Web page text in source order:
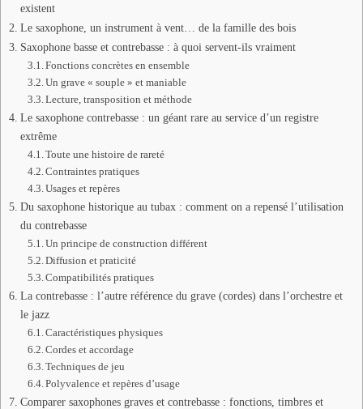
existent
Le saxophone, un instrument à vent… de la famille des bois
Saxophone basse et contrebasse : à quoi servent-ils vraiment
Fonctions concrètes en ensemble
Un grave « souple » et maniable
Lecture, transposition et méthode
Le saxophone contrebasse : un géant rare au service d’un registre
extrême
Toute une histoire de rareté
Contraintes pratiques
Usages et repères
Du saxophone historique au tubax : comment on a repensé l’utilisation
du contrebasse
Un principe de construction différent
Diffusion et praticité
Compatibilités pratiques
La contrebasse : l’autre référence du grave (cordes) dans l’orchestre et
le jazz
Caractéristiques physiques
Cordes et accordage
Techniques de jeu
Polyvalence et repères d’usage
Comparer saxophones graves et contrebasse : fonctions, timbres et